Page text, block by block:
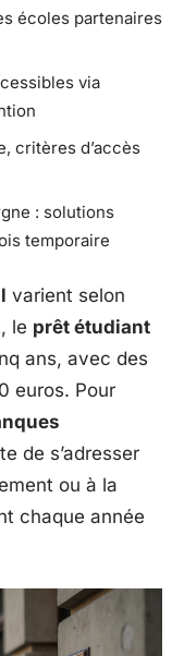
écoles partenaires
via
critères d’accès
: solutions
temporaire
varient selon
le prêt étudiant
ans, avec des
euros. Pour
de s’adresser
ou à la
chaque année